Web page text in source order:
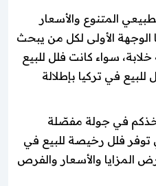
المتنوع والأسعار
الوجهة الأولى لكل من يبحث
سواء كانت فلل للبيع
للبيع في تركيا بإطلالة
في جولة مفصّلة
توفر فلل رخيصة للبيع في
المزايا والأسعار والفرص